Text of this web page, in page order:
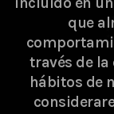
que
través de
hábitos de